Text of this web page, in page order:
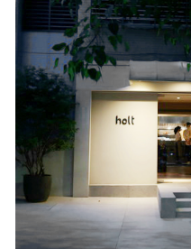
生活風
書房集
日記簿
餐桌週記
享樂隨手拍
照相簿
影音區